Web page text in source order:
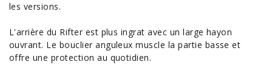
les versions.
L'arrière du Rifter est plus ingrat avec un large hayon
ouvrant. Le bouclier anguleux muscle la partie basse et
offre une protection au quotidien.